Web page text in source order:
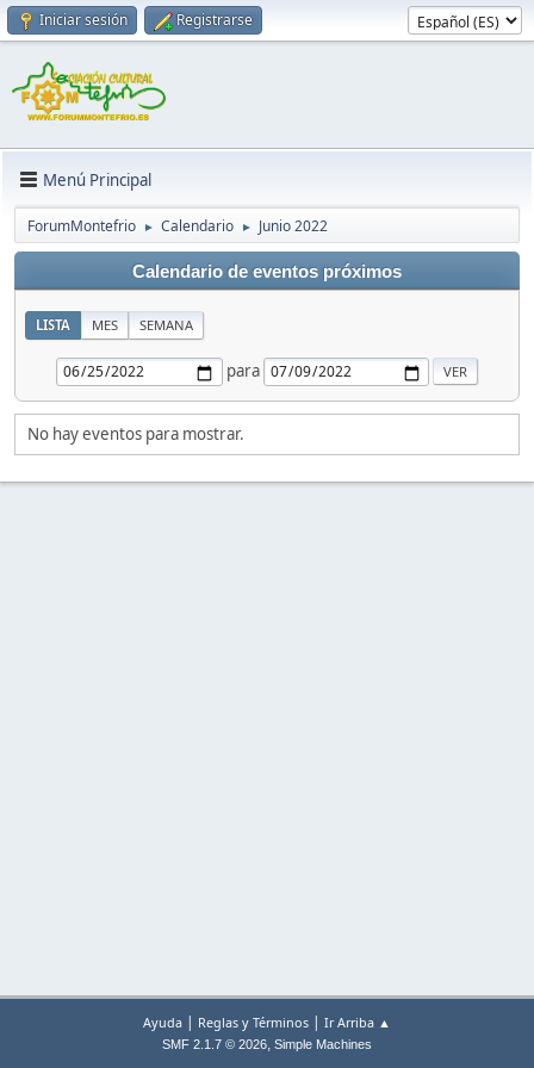
Iniciar sesión Registrarse
Menú Principal
ForumMontefrio ► Calendario ► Junio 2022
Calendario de eventos próximos
LISTA MES SEMANA
para
No hay eventos para mostrar.
Ayuda | Reglas y Términos | Ir Arriba ▲
SMF 2.1.7 © 2026, Simple Machines